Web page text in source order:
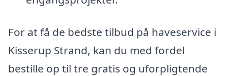
For at få de bedste tilbud på haveservice i
Kisserup Strand, kan du med fordel
bestille op til tre gratis og uforpligtende